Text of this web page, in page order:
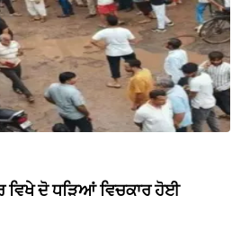
ਵਿਖੇ ਦੋ ਧੜਿਆਂ ਵਿਚਕਾਰ ਹੋਈ